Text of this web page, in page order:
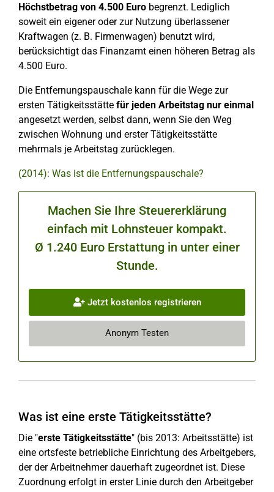
Höchstbetrag von 4.500 Euro begrenzt. Lediglich
soweit ein eigener oder zur Nutzung überlassener
Kraftwagen (z. B. Firmenwagen) benutzt wird,
berücksichtigt das Finanzamt einen höheren Betrag als
4.500 Euro.
Die Entfernungspauschale kann für die Wege zur
ersten Tätigkeitsstätte für jeden Arbeitstag nur einmal
angesetzt werden, selbst dann, wenn Sie den Weg
zwischen Wohnung und erster Tätigkeitsstätte
mehrmals je Arbeitstag zurücklegen.
(2014): Was ist die Entfernungspauschale?
Machen Sie Ihre Steuererklärung
einfach mit Lohnsteuer kompakt.
Ø 1.240 Euro Erstattung in unter einer
Stunde.
Jetzt kostenlos registrieren
Anonym Testen
Was ist eine erste Tätigkeitsstätte?
Die "erste Tätigkeitsstätte" (bis 2013: Arbeitsstätte) ist
eine ortsfeste betriebliche Einrichtung des Arbeitgebers,
der der Arbeitnehmer dauerhaft zugeordnet ist. Diese
Zuordnung erfolgt in erster Linie durch den Arbeitgeber